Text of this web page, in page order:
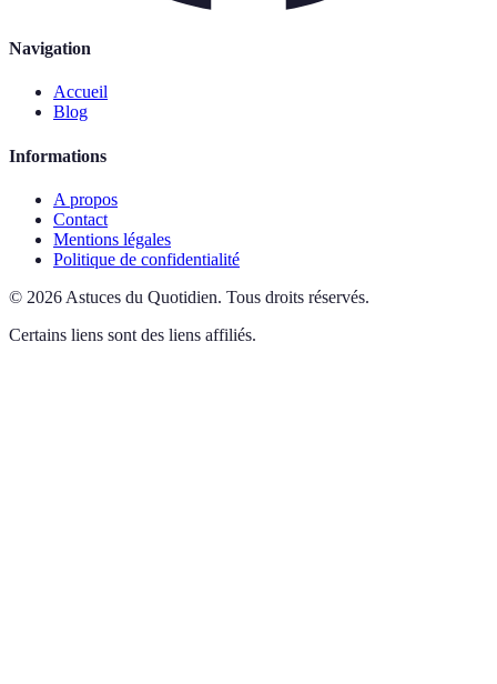
Navigation
Accueil
Blog
Informations
A propos
Contact
Mentions légales
Politique de confidentialité
© 2026 Astuces du Quotidien. Tous droits réservés.
Certains liens sont des liens affiliés.